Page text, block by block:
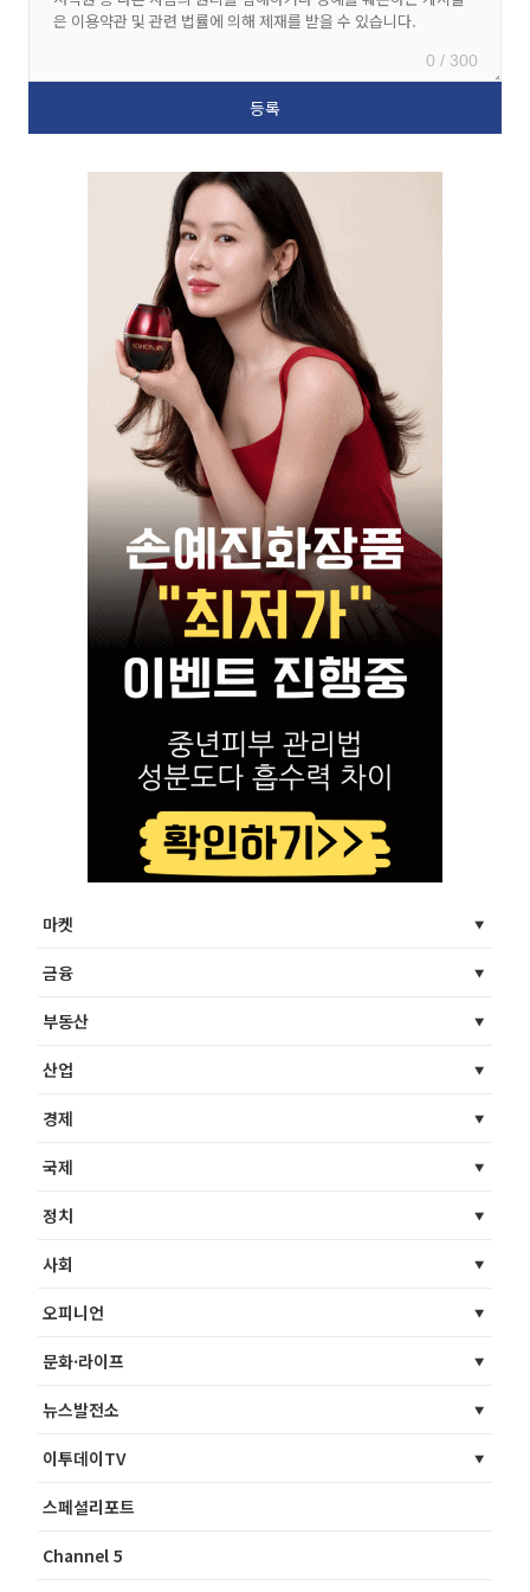
0 / 300
마켓
금융
부동산
산업
경제
국제
정치
사회
오피니언
문화·라이프
뉴스발전소
이투데이TV
스페셜리포트
Channel 5